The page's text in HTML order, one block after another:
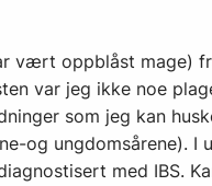
vært oppblåst mage)
var jeg ikke noe
som jeg kan
og ungdomsårene). I
med IBS.